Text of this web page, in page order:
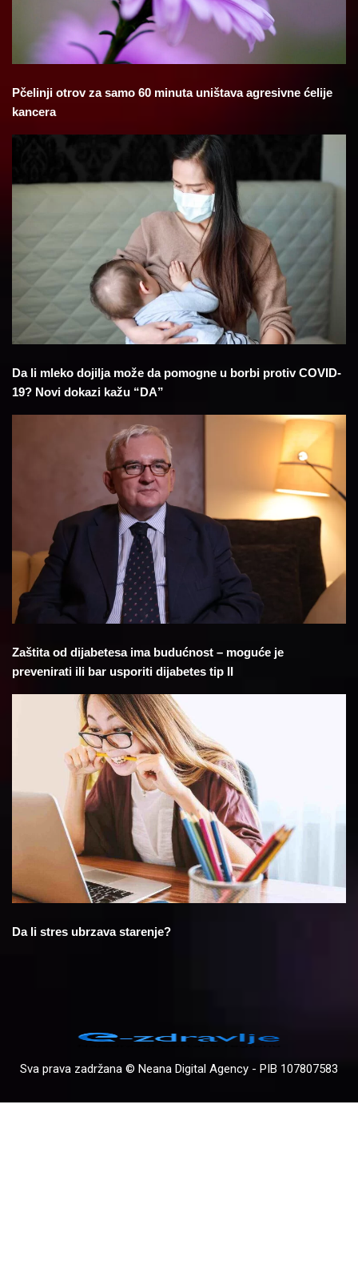
Pčelinji otrov za samo 60 minuta uništava agresivne ćelije
kancera
Da li mleko dojilja može da pomogne u borbi protiv COVID-
19? Novi dokazi kažu “DA”
Zaštita od dijabetesa ima budućnost – moguće je
prevenirati ili bar usporiti dijabetes tip II
Da li stres ubrzava starenje?
Sva prava zadržana © Neana Digital Agency - PIB 107807583